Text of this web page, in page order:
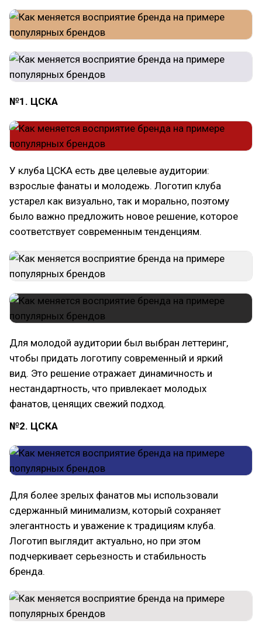
№1. ЦСКА
У клуба ЦСКА есть две целевые аудитории:
взрослые фанаты и молодежь. Логотип клуба
устарел как визуально, так и морально, поэтому
было важно предложить новое решение, которое
соответствует современным тенденциям.
Для молодой аудитории был выбран леттеринг,
чтобы придать логотипу современный и яркий
вид. Это решение отражает динамичность и
нестандартность, что привлекает молодых
фанатов, ценящих свежий подход.
№2. ЦСКА
Для более зрелых фанатов мы использовали
сдержанный минимализм, который сохраняет
элегантность и уважение к традициям клуба.
Логотип выглядит актуально, но при этом
подчеркивает серьезность и стабильность
бренда.